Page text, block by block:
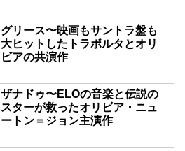
グリース〜映画もサントラ盤も
大ヒットしたトラボルタとオリ
ビアの共演作
ザナドゥ〜ELOの音楽と伝説の
スターが救ったオリビア・ニュ
ートン＝ジョン主演作